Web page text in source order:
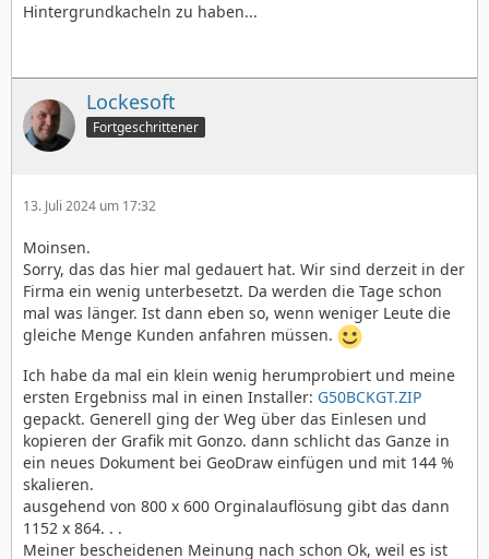
Hintergrundkacheln zu haben...
Lockesoft
Fortgeschrittener
13. Juli 2024 um 17:32
Moinsen.
Sorry, das das hier mal gedauert hat. Wir sind derzeit in der
Firma ein wenig unterbesetzt. Da werden die Tage schon
mal was länger. Ist dann eben so, wenn weniger Leute die
gleiche Menge Kunden anfahren müssen.
Ich habe da mal ein klein wenig herumprobiert und meine
ersten Ergebniss mal in einen Installer: G50BCKGT.ZIP
gepackt. Generell ging der Weg über das Einlesen und
kopieren der Grafik mit Gonzo. dann schlicht das Ganze in
ein neues Dokument bei GeoDraw einfügen und mit 144 %
skalieren.
ausgehend von 800 x 600 Orginalauflösung gibt das dann
1152 x 864. . .
Meiner bescheidenen Meinung nach schon Ok, weil es ist